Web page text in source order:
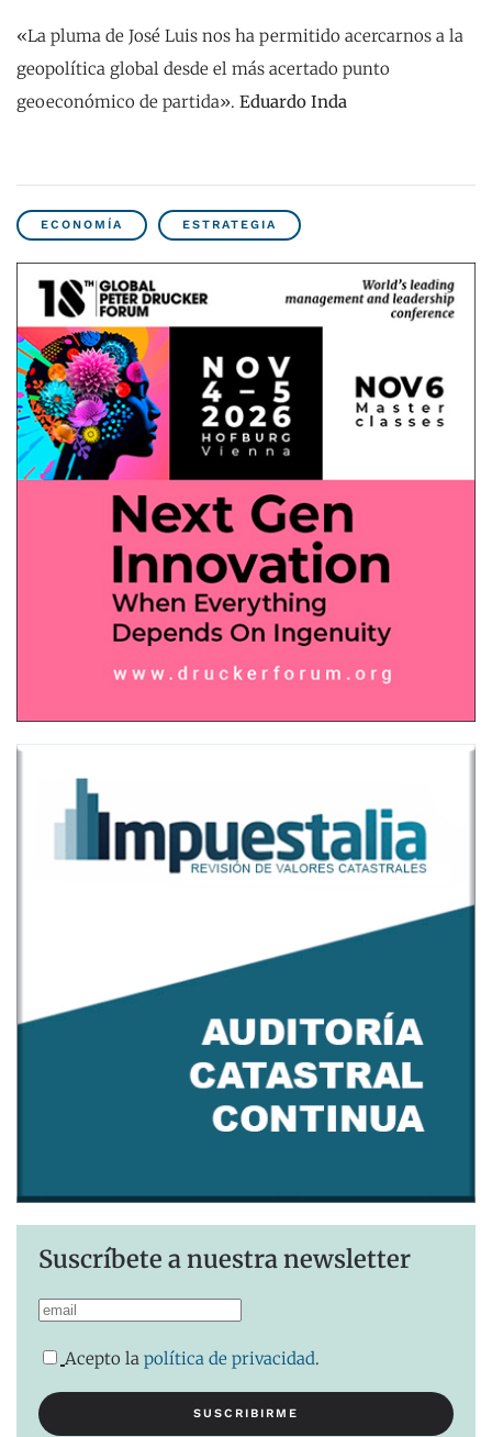
«La pluma de José Luis nos ha permitido acercarnos a la
geopolítica global desde el más acertado punto
geoeconómico de partida». Eduardo Inda
ECONOMÍA ESTRATEGIA
Suscríbete a nuestra newsletter
Acepto la política de privacidad.